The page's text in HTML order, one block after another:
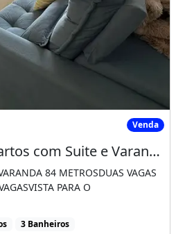
com Suite e Varanda
Venda
Apartamento 3 Quartos com Suite e Varanda Lazer Completo Vivace
84 METROSDUAS VAGAS
PARA O
3 Banheiros